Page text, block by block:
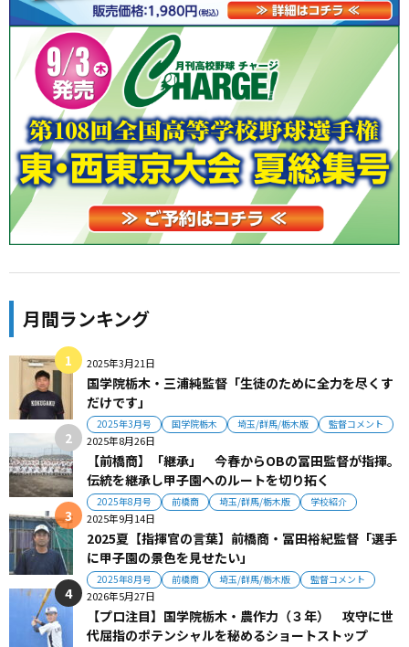
月間ランキング
2025年3月21日
国学院栃木・三浦純監督「生徒のために全力を尽くす
だけです」
2025年3月号 国学院栃木 埼玉/群馬/栃木版 監督コメント
2025年8月26日
【前橋商】「継承」 今春からOBの冨田監督が指揮。
伝統を継承し甲子園へのルートを切り拓く
2025年8月号 前橋商 埼玉/群馬/栃木版 学校紹介
2025年9月14日
2025夏【指揮官の言葉】前橋商・冨田裕紀監督「選手
に甲子園の景色を見せたい」
2025年8月号 前橋商 埼玉/群馬/栃木版 監督コメント
2026年5月27日
【プロ注目】国学院栃木・農作力（３年） 攻守に世
代屈指のポテンシャルを秘めるショートストップ